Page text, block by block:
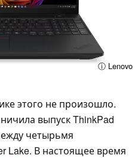
ⓘ Lenovo
этого не произошло.
выпуск ThinkPad
четырьмя
Lake. В настоящее время